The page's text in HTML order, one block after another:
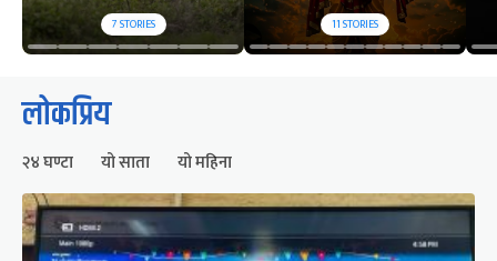
7STORIES 11STORIES
लोकप्रिय
२४ घण्टा यो साता यो महिना